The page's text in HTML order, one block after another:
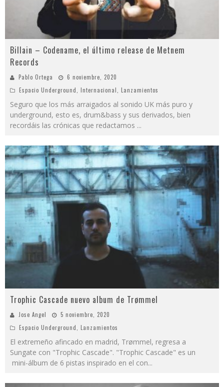
Billain – Codename, el último release de Metnem
Records
Pablo Ortega
6 noviembre, 2020
Espacio Underground, Internacional, Lanzamientos
Seguro que los más arraigados al sonido UK más puro y
underground, esto es, drum&bass y sus derivados, bien
recordáis las crónicas que redactamos ...
Trophic Cascade nuevo album de Trømmel
Jose Angel
5 noviembre, 2020
Espacio Underground
Lanzamientos
El extremeño afincado en madrid, Trømmel, regresa a
Sungate con "Trophic Cascade". "Trophic Cascade" es un
mini-álbum de 6 pistas inspirado en el con...